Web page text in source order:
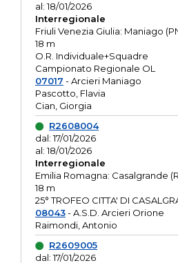
al: 18/01/2026
Interregionale
Friuli Venezia Giulia: Maniago
18 m
O.R. Individuale+Squadre
Campionato Regionale OL
07017 - Arcieri Maniago
Pascotto, Flavia
Cian, Giorgia
R2608004
dal: 17/01/2026
al: 18/01/2026
Interregionale
Emilia Romagna: Casalgrande
18 m
25° TROFEO CITTA' DI
08043- A.S.D. Arcieri Orione
Raimondi, Antonio
R2609005
dal: 17/01/2026